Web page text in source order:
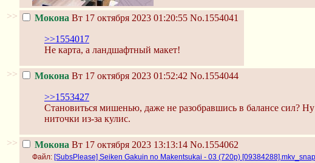
>> Мокона Вт 17 октября 2023 01:20:55 No.1554041
>>1554017
Не карта, а ландшафтный макет!
>> Мокона Вт 17 октября 2023 01:52:42 No.1554044
>>1553427
Становиться мишенью, даже не разобравшись в балансе сил?
ниточки из-за кулис.
>> Мокона Вт 17 октября 2023 13:13:14 No.1554062
Файл: [SubsPlease] Seiken Gakuin no Makentsukai - 03 (720p)